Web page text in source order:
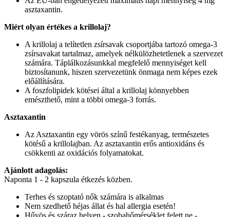
asztaxantin.
Miért olyan értékes a krillolaj?
A krillolaj a telítetlen zsírsavak csoportjába tartozó omega-3
zsírsavakat tartalmaz, amelyek nélkülözhetetlenek a szervezet
számára. Táplálkozásunkkal megfelelő mennyiséget kell
biztosítanunk, hiszen szervezetünk önmaga nem képes ezek
előállítására.
A foszfolipidek kötései által a krillolaj könnyebben
emészthető, mint a többi omega-3 forrás.
Asztaxantin
Az Asztaxantin egy vörös színű festékanyag, természetes
kötésű a krillolajban. Az asztaxantin erős antioxidáns és
csökkenti az oxidációs folyamatokat.
Ajánlott adagolás:
Naponta 1 - 2 kapszula étkezés közben.
Terhes és szoptató nők számára is alkalmas
Nem szedhető héjas állat és hal allergia esetén!
Hűvös és száraz helyen - szobahőmérséklet felett ne -